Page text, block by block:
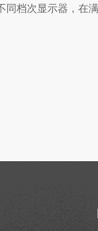
档次显示器，在